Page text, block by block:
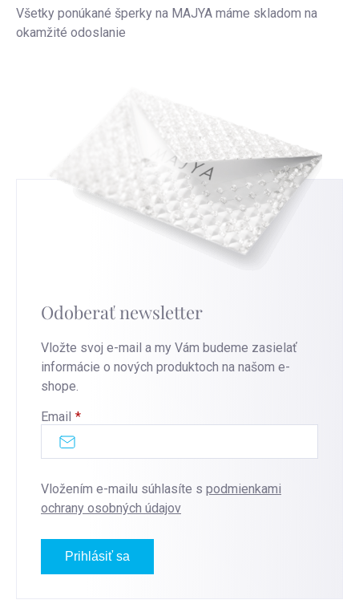
Všetky ponúkané šperky na MAJYA máme skladom na
okamžité odoslanie
Odoberať newsletter
Vložte svoj e-mail a my Vám budeme zasielať
informácie o nových produktoch na našom e-
shope.
Email
Vložením e-mailu súhlasíte s podmienkami
ochrany osobných údajov
Prihlásiť sa